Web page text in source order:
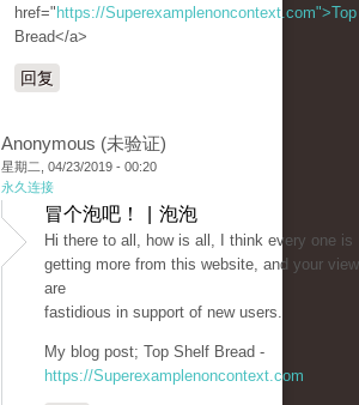
href=" https://Superexamplenoncontext.com">Top
Bread</a>
回复
Anonymous (未验证)
星期二, 04/23/2019 - 00:20
永久连接
冒个泡吧！ | 泡泡
Hi there to all, how is all, I think every one is
getting more from this website, and your
are
fastidious in support of new users.
My blog post; Top Shelf Bread -
https://Superexamplenoncontext.com